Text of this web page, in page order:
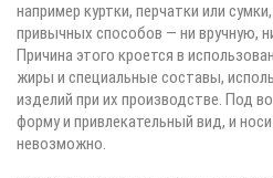
например куртки, перчатки или
привычных способов — ни вручную,
Причина этого кроется в
жиры и специальные составы,
изделий при их производстве. Под
форму и привлекательный вид, и
невозможно.